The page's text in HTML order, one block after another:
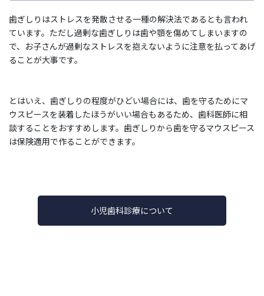
歯ぎしりはストレスを発散させる一種の解決法であるとも言われ
ています。ただし過剰な歯ぎしりは歯や顎を傷めてしまいますの
で、お子さんが過剰なストレスを抱えないように注意を払ってあげ
ることが大事です。
とはいえ、歯ぎしりの程度がひどい場合には、歯を守るためにマ
ウスピースを装着したほうがいい場合もあるため、歯科医師に相
談することをおすすめします。歯ぎしりから歯を守るマウスピース
は保険適用で作ることができます。
小児歯科診療について